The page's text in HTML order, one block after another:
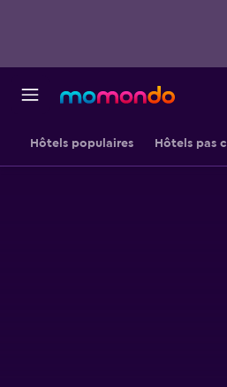
Hôtels populaires Hôtels pas